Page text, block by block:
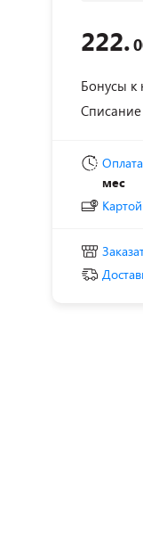
222.
Бонусы к
мес